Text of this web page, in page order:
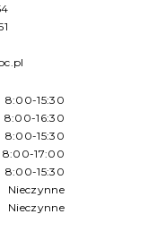
8:00-15:30
8:00-16:30
8:00-15:30
8:00-17:00
8:00-15:30
Nieczynne
Nieczynne